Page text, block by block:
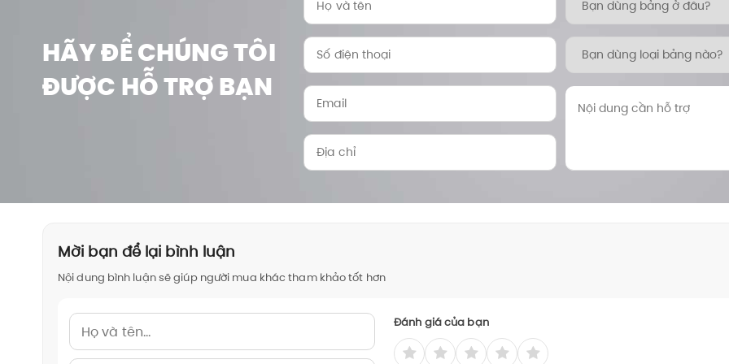
HÃY ĐỂ CHÚNG TÔI
ĐƯỢC HỖ TRỢ BẠN
Mời bạn để lại bình luận
Nội dung bình luận sẽ giúp người mua khác tham khảo tốt hơn
Đánh giá của bạn